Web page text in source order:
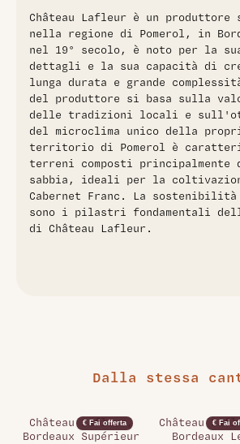
salinità marcata al finale che conferisce
persistenza. Un vino di grande
ma con potenziale evolutivo fino al
meticolosa selezione manuale e
barrique francese.
Château Lafleur è un
nella regione di Pomerol, in
nel 19° secolo, è noto per la
dettagli e la sua capacità di
lunga durata e grande
del produttore si basa sulla
delle tradizioni locali e
del microclima unico della
territorio di Pomerol è
terreni composti
sabbia, ideali per la
Cabernet Franc. La
sono i pilastri fondamentali
di Château Lafleur.
Dalla stessa
€ Fai offerta
Château Lafleur,
Bordeaux Supérieur
€ Fai
Château
Bordeaux